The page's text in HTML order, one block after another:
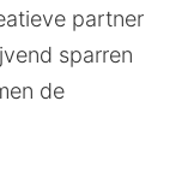
partner
sparren
de